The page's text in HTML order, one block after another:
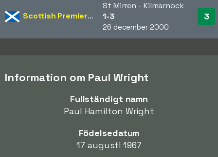
Scottish Premiership
St Mirren - Kilmarnock
1-3
26 december 2000
3
Information om Paul Wright
Fullständigt namn
Paul Hamilton Wright
Födelsedatum
17 augusti 1967